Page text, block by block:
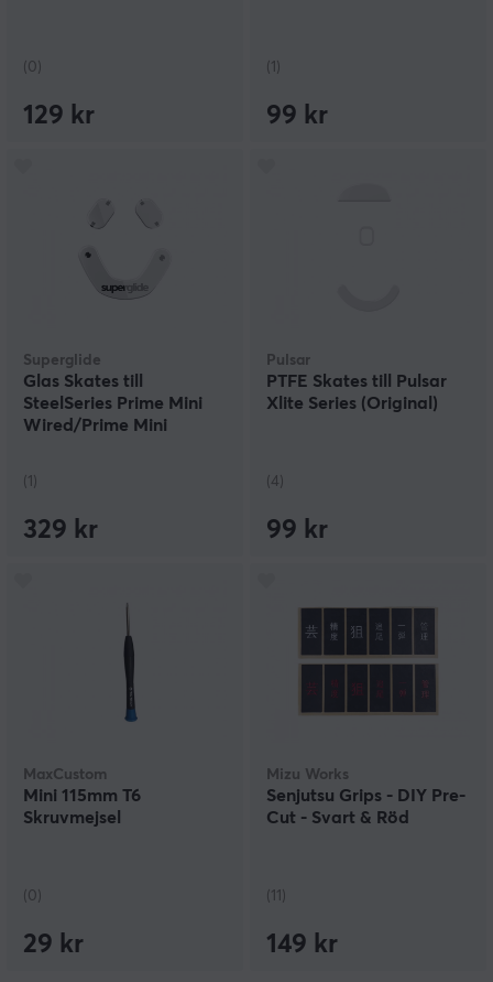
(0)
129 kr
(1)
99 kr
Superglide
Glas Skates till
SteelSeries Prime Mini
Wired/Prime Mini
(1)
329 kr
Pulsar
PTFE Skates till Pulsar
Xlite Series (Original)
(4)
99 kr
MaxCustom
Mini 115mm T6
Skruvmejsel
(0)
29 kr
Mizu Works
Senjutsu Grips - DIY Pre-
Cut - Svart & Röd
(11)
149 kr